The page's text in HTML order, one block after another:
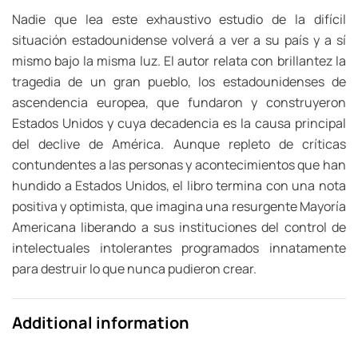
Nadie que lea este exhaustivo estudio de la difícil
situación estadounidense volverá a ver a su país y a sí
mismo bajo la misma luz. El autor relata con brillantez la
tragedia de un gran pueblo, los estadounidenses de
ascendencia europea, que fundaron y construyeron
Estados Unidos y cuya decadencia es la causa principal
del declive de América. Aunque repleto de críticas
contundentes a las personas y acontecimientos que han
hundido a Estados Unidos, el libro termina con una nota
positiva y optimista, que imagina una resurgente Mayoría
Americana liberando a sus instituciones del control de
intelectuales intolerantes programados innatamente
para destruir lo que nunca pudieron crear.
Additional information